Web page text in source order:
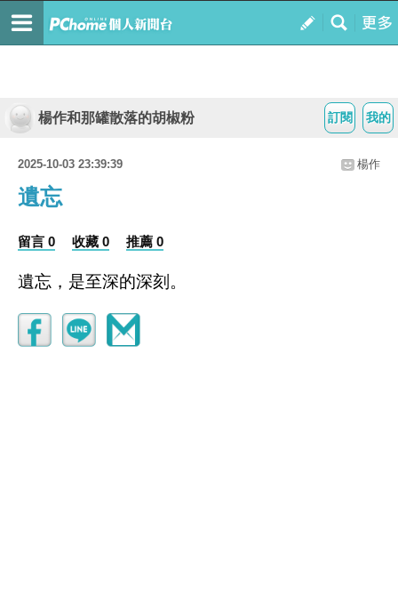
我的
訂閱
楊作和那罐散落的胡椒粉
2025-10-03 23:39:39 楊作
遺忘
留言 0 收藏 0 推薦 0
遺忘，是至深的深刻。